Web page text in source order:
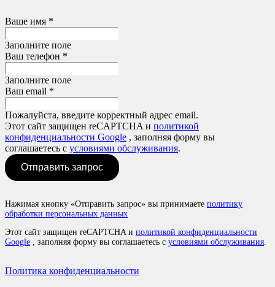
Ваше имя *
Заполните поле
Ваш телефон *
Заполните поле
Ваш email *
Пожалуйста, введите корректный адрес email.
Этот сайт защищен reCAPTCHA и политикой
конфиденциальности Google , заполняя форму вы
соглашаетесь с условиями обслуживания.
Отправить запрос
Нажимая кнопку «Отправить запрос» вы принимаете политику
обработки персональных данных
Этот сайт защищен reCAPTCHA и политикой конфиденциальности
Google , заполняя форму вы соглашаетесь с условиями обслуживания
Политика конфиденциальности